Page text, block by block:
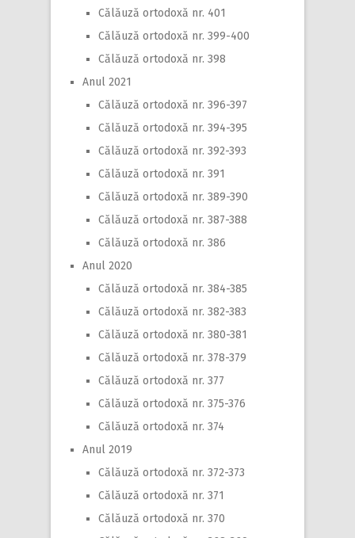
Călăuză ortodoxă nr. 401
Călăuză ortodoxă nr. 399-400
Călăuză ortodoxă nr. 398
Anul 2021
Călăuză ortodoxă nr. 396-397
Călăuză ortodoxă nr. 394-395
Călăuză ortodoxă nr. 392-393
Călăuză ortodoxă nr. 391
Călăuză ortodoxă nr. 389-390
Călăuză ortodoxă nr. 387-388
Călăuză ortodoxă nr. 386
Anul 2020
Călăuză ortodoxă nr. 384-385
Călăuză ortodoxă nr. 382-383
Călăuză ortodoxă nr. 380-381
Călăuză ortodoxă nr. 378-379
Călăuză ortodoxă nr. 377
Călăuză ortodoxă nr. 375-376
Călăuză ortodoxă nr. 374
Anul 2019
Călăuză ortodoxă nr. 372-373
Călăuză ortodoxă nr. 371
Călăuză ortodoxă nr. 370